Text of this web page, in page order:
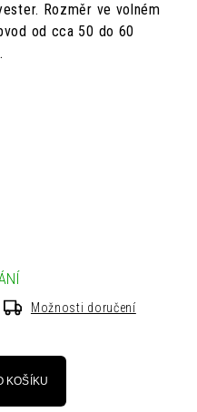
Rozměr ve volném
od cca 50 do 60
Možnosti doručení
KOŠÍKU